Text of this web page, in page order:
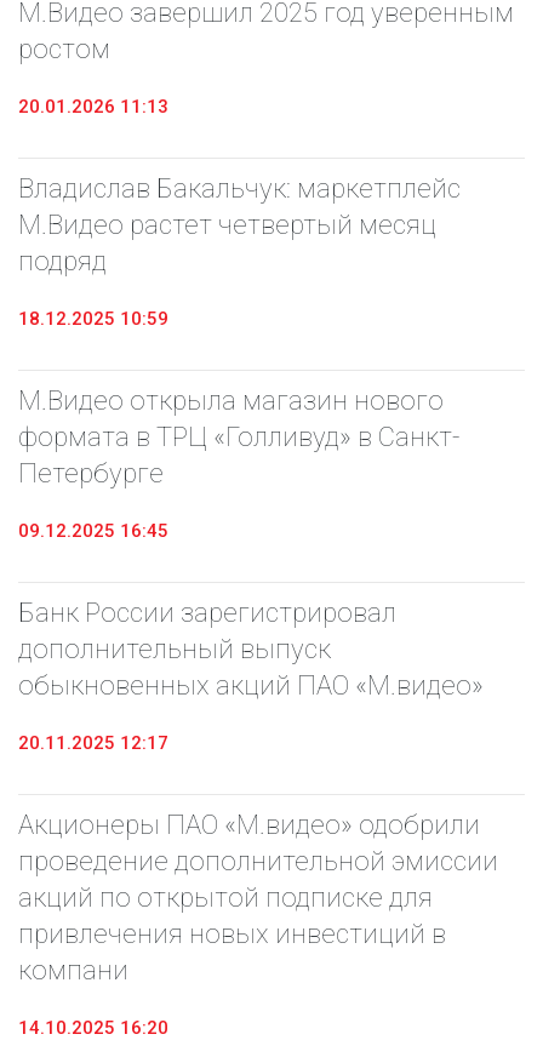
М.Видео завершил 2025 год уверенным
ростом
20.01.2026 11:13
Владислав Бакальчук: маркетплейс
М.Видео растет четвертый месяц
подряд
18.12.2025 10:59
М.Видео открыла магазин нового
формата в ТРЦ «Голливуд» в Санкт-
Петербурге
09.12.2025 16:45
Банк России зарегистрировал
дополнительный выпуск
обыкновенных акций ПАО «М.видео»
20.11.2025 12:17
Акционеры ПАО «М.видео» одобрили
проведение дополнительной эмиссии
акций по открытой подписке для
привлечения новых инвестиций в
компани
14.10.2025 16:20